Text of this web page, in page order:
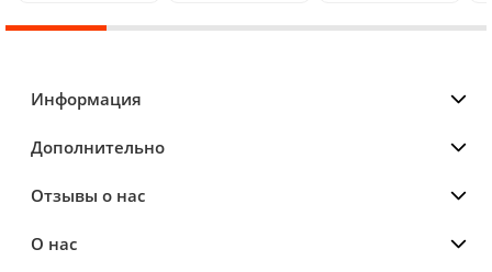
Информация
Дополнительно
Отзывы о нас
О нас